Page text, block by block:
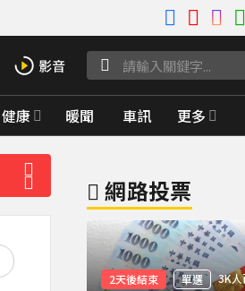
健康 暖聞 車訊 更多
網路投票
2天後結束 單選 3K人